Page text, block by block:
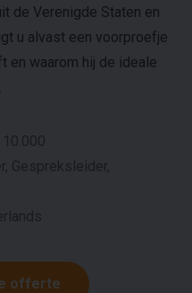
de Verenigde Staten en
u alvast een voorproefje
en waarom hij de ideale
offerte